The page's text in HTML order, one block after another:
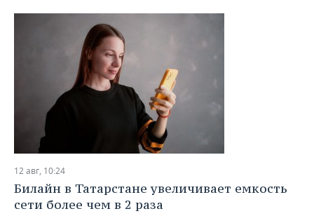
12 авг, 10:24
Билайн в Татарстане увеличивает емкость
сети более чем в 2 раза